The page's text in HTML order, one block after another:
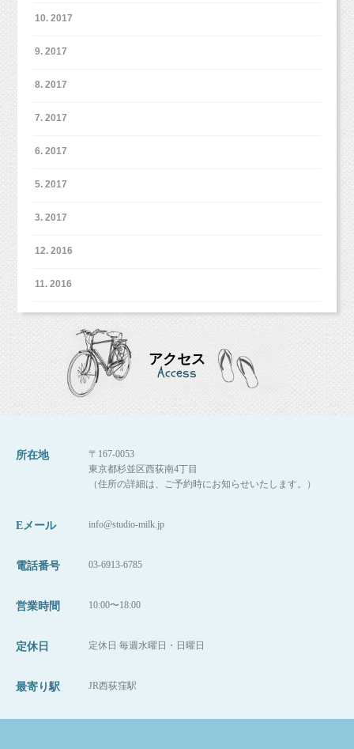
10. 2017
9. 2017
8. 2017
7. 2017
6. 2017
5. 2017
3. 2017
12. 2016
11. 2016
アクセス
Access
所在地
〒167-0053
東京都杉並区西荻南4丁目
（住所の詳細は、ご予約時にお知らせいたします。）
Eメール info@studio-milk.jp
電話番号 03-6913-6785
営業時間 10:00〜18:00
定休日 定休日 毎週水曜日・日曜日
最寄り駅 JR西荻窪駅